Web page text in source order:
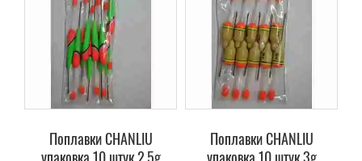
Поплавки CHANLIU
Поплавки CHANLIU